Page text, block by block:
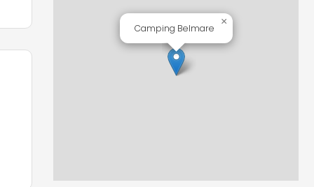
Camping Belmare
×